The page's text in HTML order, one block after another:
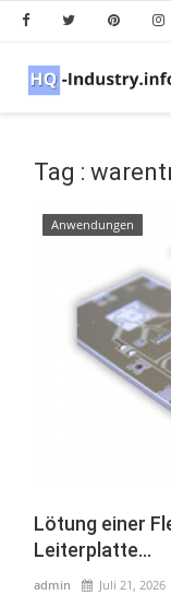
Tag :
Anwendungen
Lötung einer
Leiterplatte...
admin Juli 21, 2026